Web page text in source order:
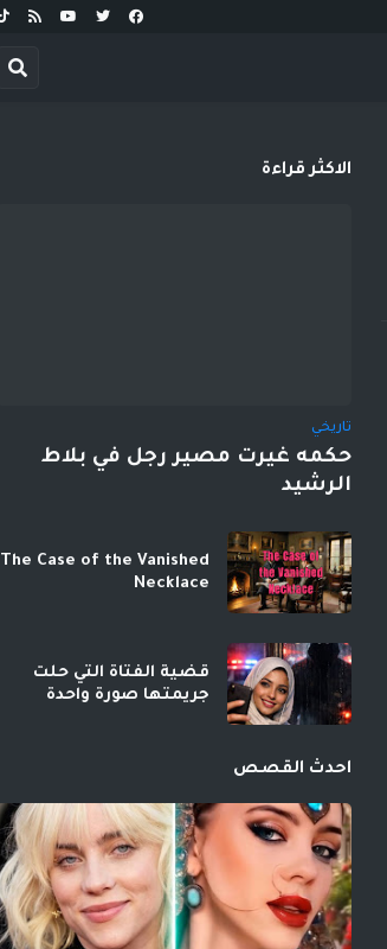
الاكثر قراءة
تاريخي
حكمه غيرت مصير رجل في بلاط
الرشيد
The Case of the Vanished
Necklace
قضية الفتاة التي حلت
جريمتها صورة واحدة
احدث القصص